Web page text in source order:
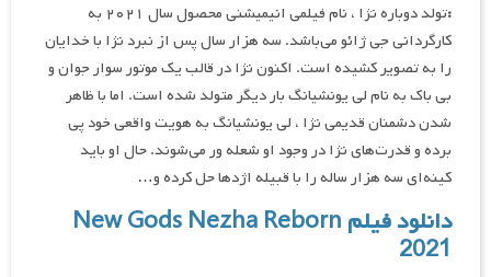
:
تولد دوباره نژا ، نام فیلمی انیمیشنی محصول سال ۲۰۲۱ به
کارگردانی جی ژائو می‌باشد. سه هزار سال پس از نبرد نژا با خدایان
را به تصویر کشیده است. اکنون نژا در قالب یک موتور سوار جوان و
بی باک به نام لی یونشیانگ بار دیگر متولد شده است. اما با ظاهر
شدن دشمنان قدیمی نژا ، لی یونشیانگ به هویت واقعی خود پی
برده و قدرت‌های نژا در وجود او شعله ور می‌شوند. حال او باید
کینه‌ای سه هزار ساله را با قبیله اژدها حل کرده و…
دانلود فیلم New Gods Nezha Reborn
2021